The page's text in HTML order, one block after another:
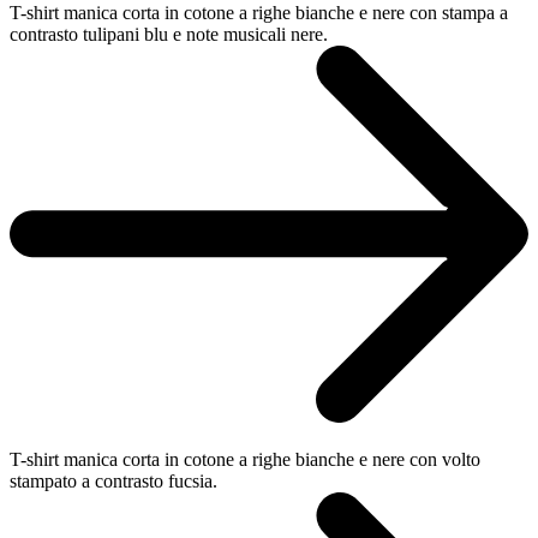
T-shirt manica corta in cotone a righe bianche e nere con stampa a
contrasto tulipani blu e note musicali nere.
T-shirt manica corta in cotone a righe bianche e nere con volto
stampato a contrasto fucsia.